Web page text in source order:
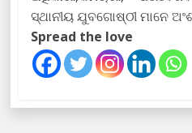
ସ୍ଥାନୀୟ ଯୁବଗୋଷ୍ଠୀ ମାନେ
Spread the love